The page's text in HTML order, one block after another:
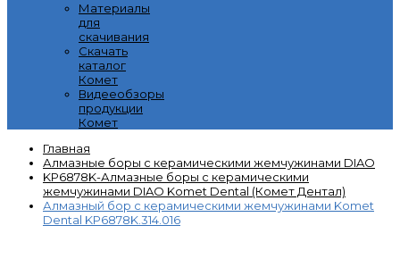
Материалы
для
скачивания
Скачать
каталог
Комет
Видееобзоры
продукции
Комет
Главная
Алмазные боры с керамическими жемчужинами DIAO
KP6878K-Алмазные боры с керамическими
жемчужинами DIAO Komet Dental (Комет Дентал)
Алмазный бор с керамическими жемчужинами Komet
Dental KP6878K.314.016